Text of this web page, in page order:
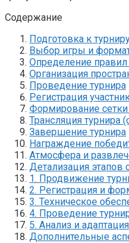
Содержание
Подготовка к
Выбор игры и
Определение правил
Организация
Проведение турнира
Регистрация
Формирование сетки
Трансляция турнира
Завершение турнира
Награждение
Атмосфера и
Детализация этапов
1. Продвижение
2. Регистрация и
3. Техническое
4. Проведение
5. Анализ и адаптация
Дополнительные